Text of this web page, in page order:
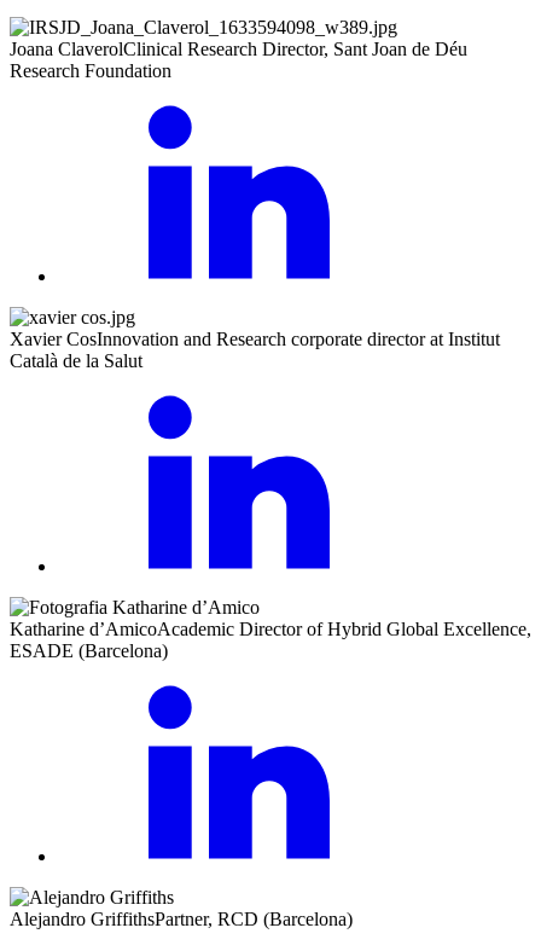
Joana ClaverolClinical Research Director, Sant Joan de Déu
Research Foundation
Xavier CosInnovation and Research corporate director at Institut
Català de la Salut
Katharine d’AmicoAcademic Director of Hybrid Global Excellence,
ESADE (Barcelona)
Alejandro GriffithsPartner, RCD (Barcelona)